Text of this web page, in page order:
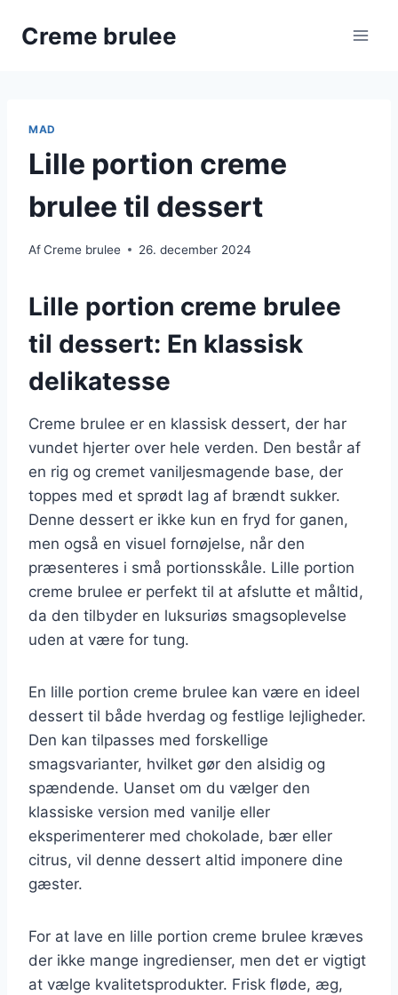
Creme brulee
MAD
Lille portion creme
brulee til dessert
AfCreme brulee 26. december 2024
Lille portion creme brulee
til dessert: En klassisk
delikatesse
Creme brulee er en klassisk dessert, der har
vundet hjerter over hele verden. Den består af
en rig og cremet vaniljesmagende base, der
toppes med et sprødt lag af brændt sukker.
Denne dessert er ikke kun en fryd for ganen,
men også en visuel fornøjelse, når den
præsenteres i små portionsskåle. Lille portion
creme brulee er perfekt til at afslutte et måltid,
da den tilbyder en luksuriøs smagsoplevelse
uden at være for tung.
En lille portion creme brulee kan være en ideel
dessert til både hverdag og festlige lejligheder.
Den kan tilpasses med forskellige
smagsvarianter, hvilket gør den alsidig og
spændende. Uanset om du vælger den
klassiske version med vanilje eller
eksperimenterer med chokolade, bær eller
citrus, vil denne dessert altid imponere dine
gæster.
For at lave en lille portion creme brulee kræves
der ikke mange ingredienser, men det er vigtigt
at vælge kvalitetsprodukter. Frisk fløde, æg,